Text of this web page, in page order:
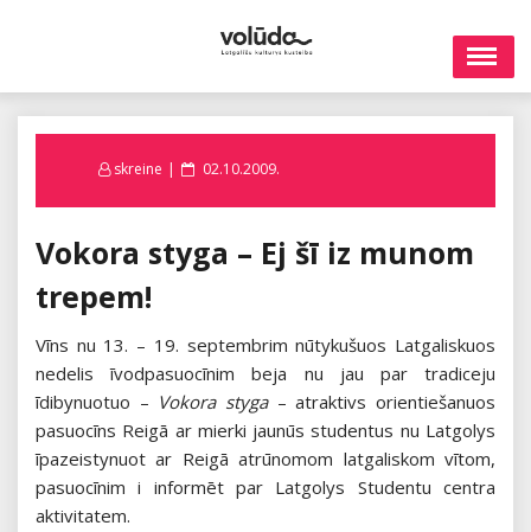
skreine
Posted
02.10.2009.
Vokora styga – Ej šī iz munom
trepem!
Vīns nu 13. – 19. septembrim nūtykušuos Latgaliskuos
nedelis īvodpasuocīnim beja nu jau par tradiceju
īdibynuotuo – Vokora styga– atraktivs orientiešanuos
pasuocīns Reigā ar mierki jaunūs studentus nu Latgolys
īpazeistynuot ar Reigā atrūnomom latgaliskom vītom,
pasuocīnim i informēt par Latgolys Studentu centra
aktivitatem.